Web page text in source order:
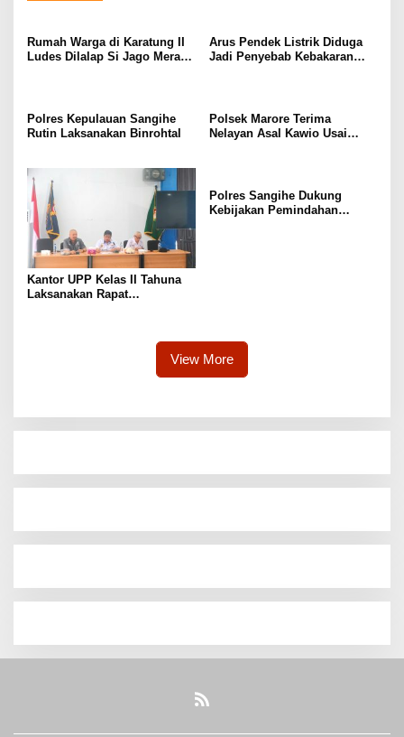
Rumah Warga di Karatung II
Ludes Dilalap Si Jago Merah,
Arus Pendek Listrik Diduga
Jadi Penyebab Kebakaran
Polres Kepulauan Sangihe
Rutin Laksanakan Binrohtal
Polsek Marore Terima
Nelayan Asal Kawio Usai
Kantor UPP Kelas II Tahuna
Laksanakan Rapat
Polres Sangihe Dukung
Kebijakan Pemindahan
View More